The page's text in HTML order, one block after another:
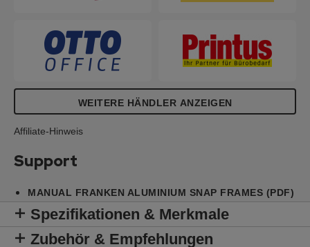
WEITERE HÄNDLER ANZEIGEN
Affiliate-Hinweis
Support
MANUAL FRANKEN ALUMINIUM SNAP FRAMES (PDF)
Spezifikationen & Merkmale
Zubehör & Empfehlungen